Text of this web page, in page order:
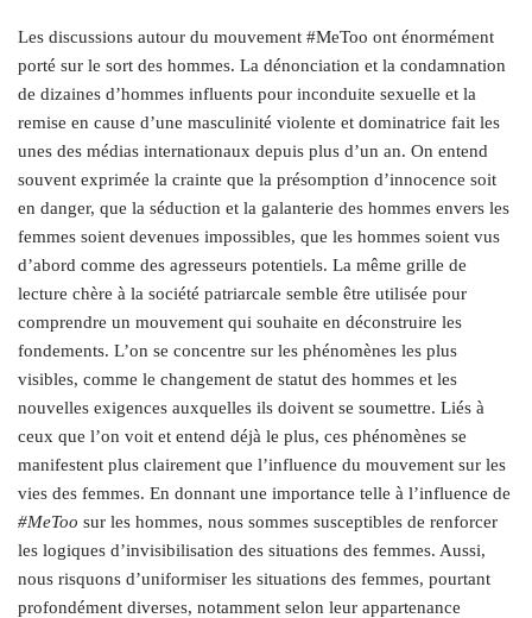
Les discussions autour du mouvement #MeToo ont énormément
porté sur le sort des hommes. La dénonciation et la condamnation
de dizaines d’hommes influents pour inconduite sexuelle et la
remise en cause d’une masculinité violente et dominatrice fait les
unes des médias internationaux depuis plus d’un an. On entend
souvent exprimée la crainte que la présomption d’innocence soit
en danger, que la séduction et la galanterie des hommes envers les
femmes soient devenues impossibles, que les hommes soient vus
d’abord comme des agresseurs potentiels. La même grille de
lecture chère à la société patriarcale semble être utilisée pour
comprendre un mouvement qui souhaite en déconstruire les
fondements. L’on se concentre sur les phénomènes les plus
visibles, comme le changement de statut des hommes et les
nouvelles exigences auxquelles ils doivent se soumettre. Liés à
ceux que l’on voit et entend déjà le plus, ces phénomènes se
manifestent plus clairement que l’influence du mouvement sur les
vies des femmes. En donnant une importance telle à l’influence de
#MeToo sur les hommes, nous sommes susceptibles de renforcer
les logiques d’invisibilisation des situations des femmes. Aussi,
nous risquons d’uniformiser les situations des femmes, pourtant
profondément diverses, notamment selon leur appartenance